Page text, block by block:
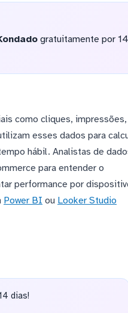
gratuitamente por 14
como cliques, impressões,
esses dados para
hábil. Analistas de
para entender o
performance por
Power BI ou Looker Studio
dias!